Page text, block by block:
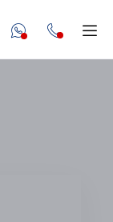
undefined